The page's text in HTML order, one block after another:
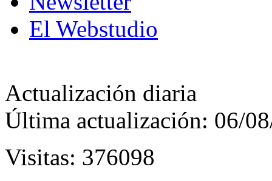
El Webstudio
Actualización diaria
Última actualización: 06/
Visitas: 376098